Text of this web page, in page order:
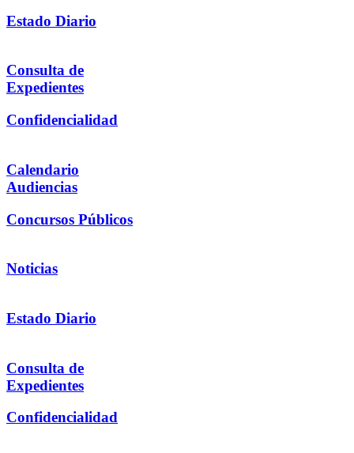
Estado Diario
Consulta de
Expedientes
Confidencialidad
Calendario
Audiencias
Concursos Públicos
Noticias
Estado Diario
Consulta de
Expedientes
Confidencialidad